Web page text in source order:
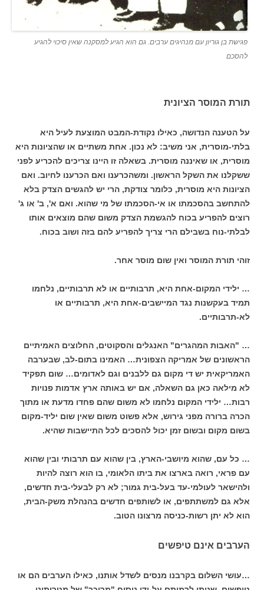
פגישת בן גוריון עם מנהיגים ערבים. גם הוא הגיע למסקנה שאין סיכוי להגיע
להסכם
תורת המוסר הציונית
על הטענה הנדושה, כאילו נקודת-המבט המוצעת לעיל היא
בלתי-מוסרית, אני משיב: לא נכון. אחת משתיים או שהציונות היא
מוסרית, או שאיננה מוסרית. בשאלה זו היינו צריכים להכריע לפני
ששקלנו את השקל הראשון. ומשהכרענו ואם הכרענו לחיוב. ואם
הציונות היא מוסרית, כלומר צודקת, הרי יש להגשים הצדק בלא
להתחשב בהסכמתו או אי-הסכמתו של מי שהוא. ואם א', ב' או ג'
רוצים להפריע בכוח להגשמת הצדק משום שהם מוצאים אותו
לבלתי-נוח בשבילם הרי צריך להפריע להם בזה ושוב בכוח.
זוהי תורת המוסר ואין שום מוסר אחר.
… ילידי המקום-אחת היא, תרבותיים או לא תרבותיים, נלחמו
תמיד בעקשנות נגד המיישבים-אחת היא, תרבותיים או
לא-תרבותיים.
… "האבות המהגרים" האנגלים והסקוטים, החלוצים האמיתיים
הראשונים של אמריקה הצפונית… האמינו בתום-לב, שבערבה
האמריקאית יש די מקום גם ללבנים וגם לאדומים… שום תפקיד
לא מילאה כאן גם השאלה, אם יש באותה ארץ אדמות פנויות
רבות… ילידי המקום נלחמו לא משום שהם פחדו מדעת או מתוך
הכרה ברורה מפני גירוש, אלא פשוט משום שאין שום יליד-מקום
בשום מקום ובשום זמן יכול להסכים לכל התיישבות שהיא.
… כל עם, שהוא מיושבי-הארץ, בין שהוא עם תרבותי ובין שהוא
עם פראי, רואה בארצו את ביתו הלאומי, בו הוא רוצה להיות
ולהישאר לעולמי-עד בעל-בית גמור; לא רק לבעלי-בית חדשים,
אלא גם למשתתפים, או לשותפים חדשים בהנהלת משק-הבית,
הוא לא יתן רשות-כניסה מרצונו הטוב.
הערבים אינם טיפשים
…עושי השלום בקרבנו מנסים לשדל אותנו, כאילו הערבים הם או